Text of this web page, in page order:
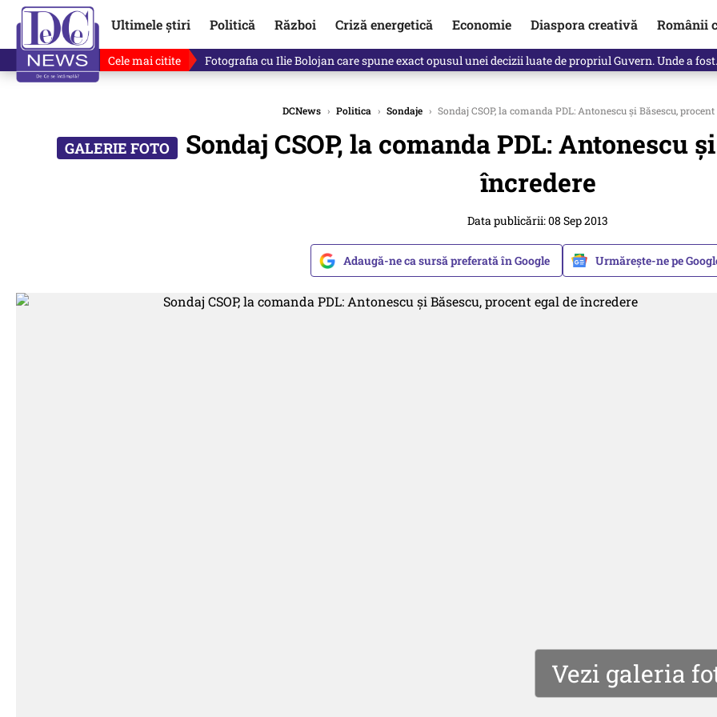
Ultimele știri Politică Război Criză energetică Economie Diaspora creativă Românii
Cele mai citite Lucruri neștiute despre Mihai Vîrdol, dezvăluite de o colegă. Povestea pilotului militar dincolo de…
DCNews › Politica › Sondaje › Sondaj CSOP, la comanda PDL: Antonescu şi Băsescu,
Sondaj CSOP, la comanda PDL: Antonescu
încredere
Data publicării: 08 Sep 2013
Adaugă-ne ca sursă preferată în Google Urmărește-ne pe
Vezi galeria